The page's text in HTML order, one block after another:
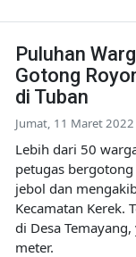
Puluhan
Gotong
di Tuban
Jumat, 11 Maret
Lebih dari 50
petugas
jebol dan
Kecamatan Kerek.
di Desa
meter.